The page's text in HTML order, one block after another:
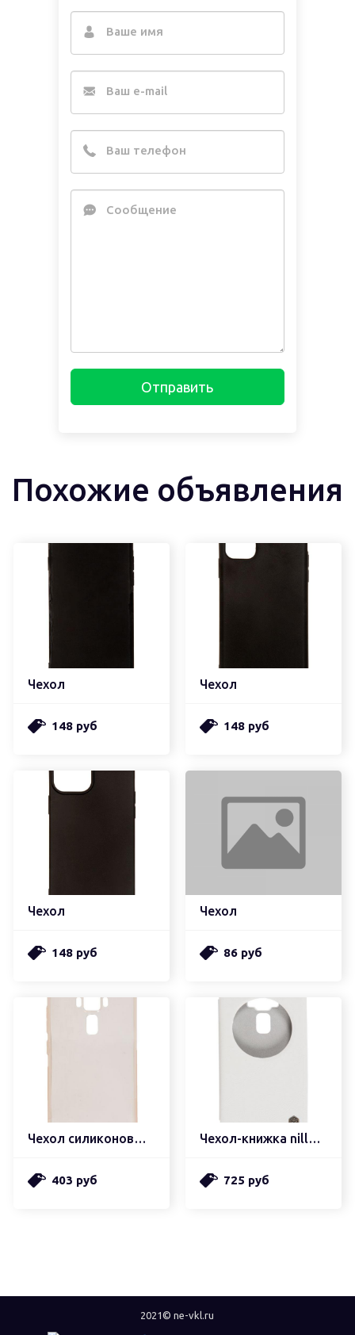
Ваше имя
Ваш e-mail
Ваш телефон
Сообщение
Отправить
Похожие объявления
Чехол
148 руб
Чехол
148 руб
Чехол
148 руб
Чехол
86 руб
Чехол силиконовый nillkin ultra thin nature tpu
403 руб
Чехол-книжка nillkin qin series
725 руб
2021© ne-vkl.ru